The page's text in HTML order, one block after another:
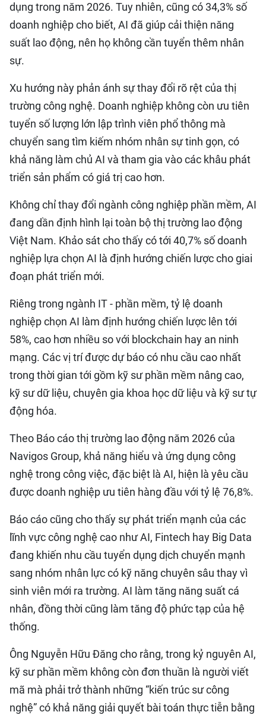
dụng trong năm 2026. Tuy nhiên, cũng có 34,3% số
doanh nghiệp cho biết, AI đã giúp cải thiện năng
suất lao động, nên họ không cần tuyển thêm nhân
sự.
Xu hướng này phản ánh sự thay đổi rõ rệt của thị
trường công nghệ. Doanh nghiệp không còn ưu tiên
tuyển số lượng lớn lập trình viên phổ thông mà
chuyển sang tìm kiếm nhóm nhân sự tinh gọn, có
khả năng làm chủ AI và tham gia vào các khâu phát
triển sản phẩm có giá trị cao hơn.
Không chỉ thay đổi ngành công nghiệp phần mềm, AI
đang dần định hình lại toàn bộ thị trường lao động
Việt Nam. Khảo sát cho thấy có tới 40,7% số doanh
nghiệp lựa chọn AI là định hướng chiến lược cho giai
đoạn phát triển mới.
Riêng trong ngành IT - phần mềm, tỷ lệ doanh
nghiệp chọn AI làm định hướng chiến lược lên tới
58%, cao hơn nhiều so với blockchain hay an ninh
mạng. Các vị trí được dự báo có nhu cầu cao nhất
trong thời gian tới gồm kỹ sư phần mềm nâng cao,
kỹ sư dữ liệu, chuyên gia khoa học dữ liệu và kỹ sư tự
động hóa.
Theo Báo cáo thị trường lao động năm 2026 của
Navigos Group, khả năng hiểu và ứng dụng công
nghệ trong công việc, đặc biệt là AI, hiện là yêu cầu
được doanh nghiệp ưu tiên hàng đầu với tỷ lệ 76,8%.
Báo cáo cũng cho thấy sự phát triển mạnh của các
lĩnh vực công nghệ cao như AI, Fintech hay Big Data
đang khiến nhu cầu tuyển dụng dịch chuyển mạnh
sang nhóm nhân lực có kỹ năng chuyên sâu thay vì
sinh viên mới ra trường. AI làm tăng năng suất cá
nhân, đồng thời cũng làm tăng độ phức tạp của hệ
thống.
Ông Nguyễn Hữu Đăng cho rằng, trong kỷ nguyên AI,
kỹ sư phần mềm không còn đơn thuần là người viết
mã mà phải trở thành những “kiến trúc sư công
nghệ” có khả năng giải quyết bài toán thực tiễn bằng